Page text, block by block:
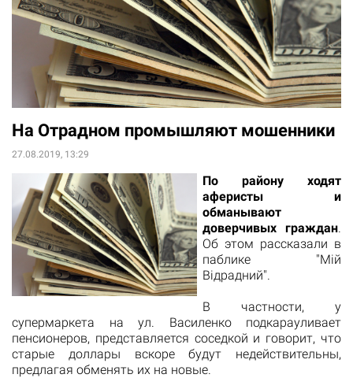
На Отрадном промышляют мошенники
27.08.2019, 13:29
По району ходят
аферисты и
обманывают
доверчивых граждан.
Об этом рассказали в
паблике "Мій
Відрадний".
В частности, у
супермаркета на ул. Василенко подкарауливает
пенсионеров, представляется соседкой и говорит, что
старые доллары вскоре будут недействительны,
предлагая обменять их на новые.